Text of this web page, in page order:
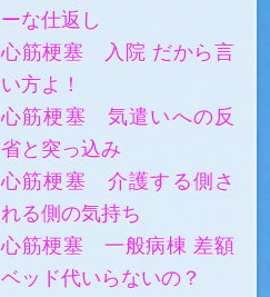
ーな仕返し
心筋梗塞 入院 だから言
い方よ！
心筋梗塞 気遣いへの反
省と突っ込み
心筋梗塞 介護する側さ
れる側の気持ち
心筋梗塞 一般病棟 差額
ベッド代いらないの？